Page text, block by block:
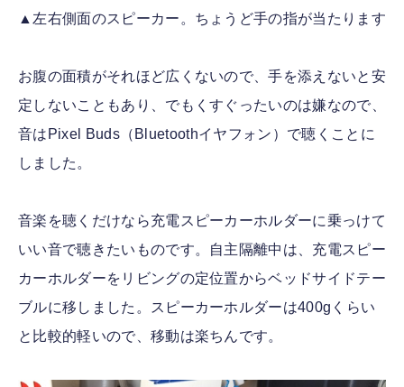
▲左右側面のスピーカー。ちょうど手の指が当たります
お腹の面積がそれほど広くないので、手を添えないと安
定しないこともあり、でもくすぐったいのは嫌なので、
音はPixel Buds（Bluetoothイヤフォン）で聴くことに
しました。
音楽を聴くだけなら充電スピーカーホルダーに乗っけて
いい音で聴きたいものです。自主隔離中は、充電スピー
カーホルダーをリビングの定位置からベッドサイドテー
ブルに移しました。スピーカーホルダーは400gくらい
と比較的軽いので、移動は楽ちんです。